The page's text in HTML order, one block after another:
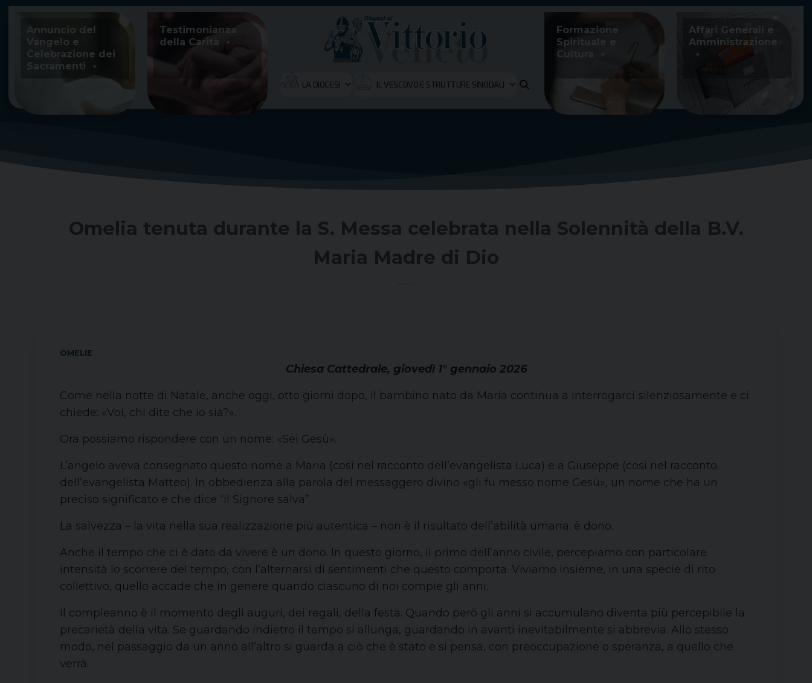
Skip
content
Annuncio del
Vangelo e
Celebrazione dei
Sacramenti
Testimonianza
della Carità
LA DIOCESI IL VESCOVO E STRUTTURE SINODALI
Formazione
Spirituale e
Cultura
Affari Generali e
Amministrazione
Omelia tenuta durante la S. Messa celebrata nella Solennità della B.V.
Maria Madre di Dio
OMELIE
Chiesa Cattedrale, giovedì 1° gennaio 2026
Come nella notte di Natale, anche oggi, otto giorni dopo, il bambino nato da Maria continua a interrogarci silenziosamente e ci
chiede: «Voi, chi dite che io sia?».
Ora possiamo rispondere con un nome: «Sei Gesù».
L’angelo aveva consegnato questo nome a Maria (così nel racconto dell’evangelista Luca) e a Giuseppe (così nel racconto
dell’evangelista Matteo). In obbedienza alla parola del messaggero divino «gli fu messo nome Gesù», un nome che ha un
preciso significato e che dice “il Signore salva”.
La salvezza – la vita nella sua realizzazione più autentica – non è il risultato dell’abilità umana: è dono.
Anche il tempo che ci è dato da vivere è un dono. In questo giorno, il primo dell’anno civile, percepiamo con particolare
intensità lo scorrere del tempo, con l’alternarsi di sentimenti che questo comporta. Viviamo insieme, in una specie di rito
collettivo, quello accade che in genere quando ciascuno di noi compie gli anni.
Il compleanno è il momento degli auguri, dei regali, della festa. Quando però gli anni si accumulano diventa più percepibile la
precarietà della vita. Se guardando indietro il tempo si allunga, guardando in avanti inevitabilmente si abbrevia. Allo stesso
modo, nel passaggio da un anno all’altro si guarda a ciò che è stato e si pensa, con preoccupazione o speranza, a quello che
verrà.